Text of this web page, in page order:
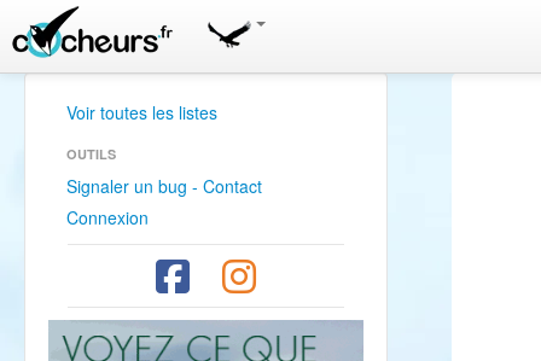
Voir toutes les listes
OUTILS
Signaler un bug - Contact
Connexion